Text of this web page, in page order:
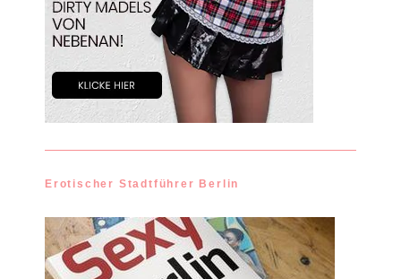
Erotischer Stadtführer Berlin